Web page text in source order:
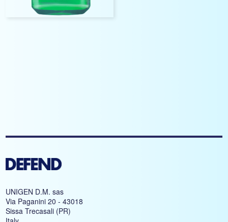
UNIGEN D.M. sas
Via Paganini 20 - 43018
Sissa Trecasali (PR)